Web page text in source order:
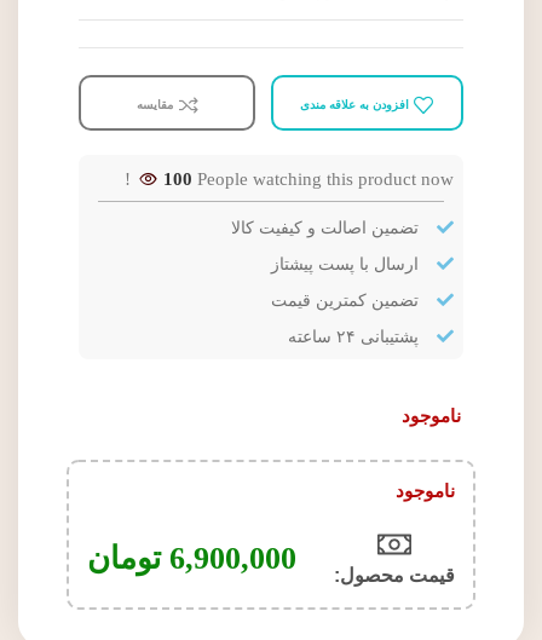
افزودن به علاقه مندی مقایسه
100 People watching this product now!
تضمین اصالت و کیفیت کالا
ارسال با پست پیشتاز
تضمین کمترین قیمت
پشتیبانی ۲۴ ساعته
ناموجود
ناموجود
قیمت محصول:​ 6,900,000 تومان